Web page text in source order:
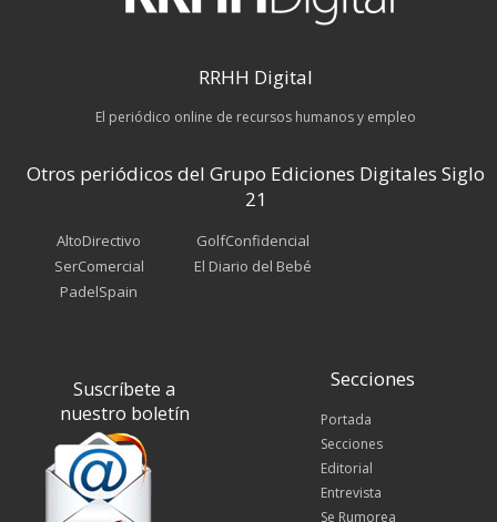
RRHH Digital
El periódico online de recursos humanos y empleo
Otros periódicos del Grupo Ediciones Digitales Siglo
21
AltoDirectivo
SerComercial
PadelSpain
GolfConfidencial
El Diario del Bebé
Suscríbete a
nuestro boletín
Secciones
Portada
Secciones
Editorial
Entrevista
Se Rumorea